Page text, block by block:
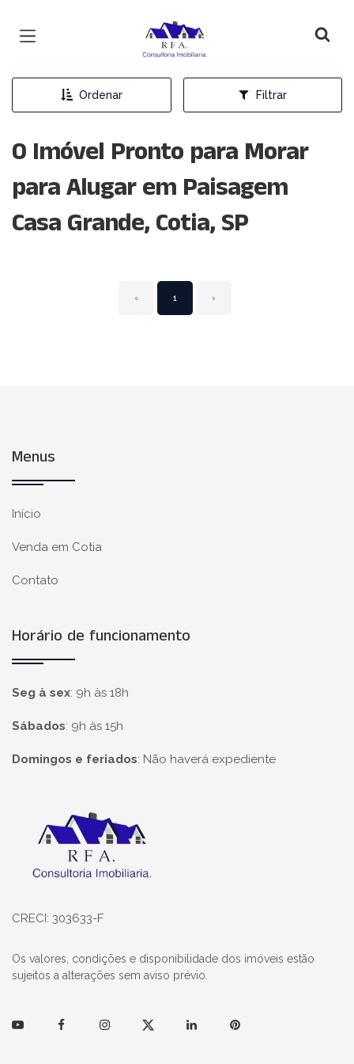
Página inicial
Ordenar Filtrar
0 Imóvel Pronto para Morar
para Alugar em Paisagem
Casa Grande, Cotia, SP
‹ 1 ›
Menus
Início
Venda em Cotia
Contato
Horário de funcionamento
Seg à sex: 9h às 18h
Sábados: 9h às 15h
Domingos e feriados: Não haverá expediente
Página inicial
CRECI: 303633-F
Os valores, condições e disponibilidade dos imóveis estão
sujeitos a alterações sem aviso prévio.
YoutubeFacebookInstagramTwitter LinkedinPinterest